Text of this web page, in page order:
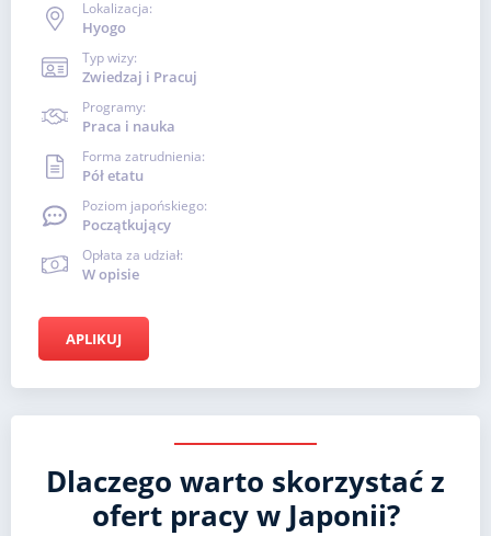
Lokalizacja:
Hyogo
Typ wizy:
Zwiedzaj i Pracuj
Programy:
Praca i nauka
Forma zatrudnienia:
Pół etatu
Poziom japońskiego:
Początkujący
Opłata za udział:
W opisie
APLIKUJ
Dlaczego warto skorzystać z
ofert pracy w Japonii?